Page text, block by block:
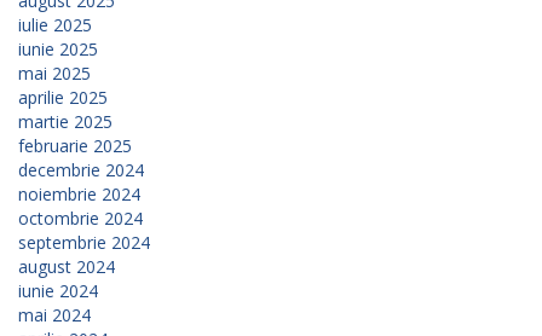
iulie 2025
iunie 2025
mai 2025
aprilie 2025
martie 2025
februarie 2025
decembrie 2024
noiembrie 2024
octombrie 2024
septembrie 2024
august 2024
iunie 2024
mai 2024